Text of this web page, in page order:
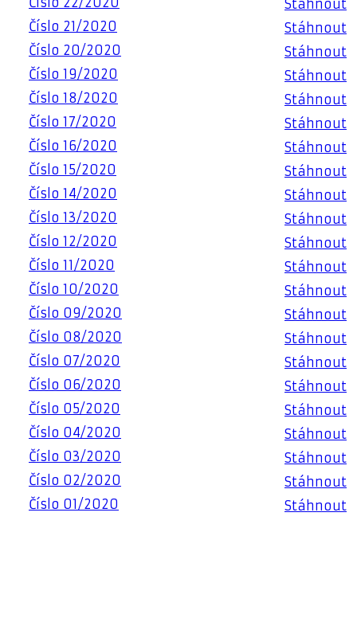
Stáhnout
Číslo 21/2020
Stáhnout
Číslo 20/2020
Stáhnout
Číslo 19/2020
Stáhnout
Číslo 18/2020
Stáhnout
Číslo 17/2020
Stáhnout
Číslo 16/2020
Stáhnout
Číslo 15/2020
Stáhnout
Číslo 14/2020
Stáhnout
Číslo 13/2020
Stáhnout
Číslo 12/2020
Stáhnout
Číslo 11/2020
Stáhnout
Číslo 10/2020
Stáhnout
Číslo 09/2020
Stáhnout
Číslo 08/2020
Stáhnout
Číslo 07/2020
Stáhnout
Číslo 06/2020
Stáhnout
Číslo 05/2020
Stáhnout
Číslo 04/2020
Stáhnout
Číslo 03/2020
Stáhnout
Číslo 02/2020
Stáhnout
Číslo 01/2020
Stáhnout